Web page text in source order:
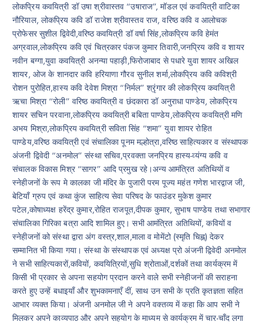
लोकप्रिय कवयित्री डॉ उषा श्रीवास्तव “उषाराज”, मॉडल एवं कवयित्री वाटिका
नौरियाल, लोकप्रिय कवि डॉ राजेश श्रीवास्तव राज, वरिष्ठ कवि व आलोचक
प्रोफेसर सुशील द्विवेदी,वरिष्ठ कवयित्री डॉ वर्षा सिंह,लोकप्रिय कवि हेमंत
अग्रवाल,लोकप्रिय कवि एवं चित्रकार पंकज कुमार तिवारी,जनप्रिय कवि व शायर
नवीन बग्गा,युवा कवयित्री अनन्या पहाड़ी,फिरोजाबाद से पधारे युवा शायर अखिल
शायर, ओज के शानदार कवि हरियाणा गौरव सुनील शर्मा,लोकप्रिय कवि कविश्री
रोशन पुरोहित,हास्य कवि देवेश मिश्रा “निर्मल” श्रृंगार की लोकप्रिय कवयित्री
ऋचा मिश्रा “रोली” वरिष्ठ कवयित्री व छंदकारा डॉ अनुराधा पाण्डेय, लोकप्रिय
शायर सचिन परवाना,लोकप्रिय कवयित्री बबिता पाण्डेय,लोकप्रिय कवयित्री मणि
अभय मिश्रा,लोकप्रिय कवयित्री सविता सिंह “शमा” युवा शायर रोहित
पाण्डेय,वरिष्ठ कवयित्री एवं संचालिका पूनम मल्होत्रा,वरिष्ठ साहित्यकार व संस्थापक
अंजनी द्विवेदी “अनमोल” संस्था सचिव,प्रवक्ता जनप्रिय हास्य-व्यंग्य कवि व
संचालक विकास मिश्र “सागर” आदि प्रमुख रहे।अन्य आमंत्रित अतिथियों व
स्नेहीजनों के रूप मे कालका जी मंदिर के पुजारी परम पूज्य महंत गणेश भारद्वाज जी,
बेटियाँ ग्रुप एवं कथा कुंज साहित्य सेवा परिषद के फाउंडर मुकेश कुमार
पटेल,कोषाध्यक्ष हरेंद्र कुमार,रोहित राजपूत,दीपक कुमार, सुभाष पाण्डेय तथा सभागार
संचालिका गिरिका बत्रा आदि शामिल हुए। सभी आमंत्रित अतिथियों, कवियों व
स्नेहीजनों को संस्था द्वारा अंग वस्त्र,शाल,माला व मोमेंटो (स्मृति चिह्न) देकर
सम्मानित भी किया गया। संस्था के संस्थापक एवं अध्यक्ष प्रो अंजनी द्विवेदी अनमोल
ने सभी साहित्यकारों,कवियों, कवयित्रियों,सुधि श्रोताओं,दर्शकों तथा कार्यक्रम में
किसी भी प्रकार से अपना सहयोग प्रदान करने वाले सभी स्नेहीजनों की सराहना
करते हुए उन्हें बधाइयाँ और शुभकामनाएँ दीं, साथ उन सभी के प्रति कृतज्ञता सहित
आभार व्यक्त किया। अंजनी अनमोल जी ने अपने वक्तव्य में कहा कि आप सभी ने
मिलकर अपने काव्यपाठ और अपने सहयोग के माध्यम से कार्यक्रम में चार-चाँद लगा